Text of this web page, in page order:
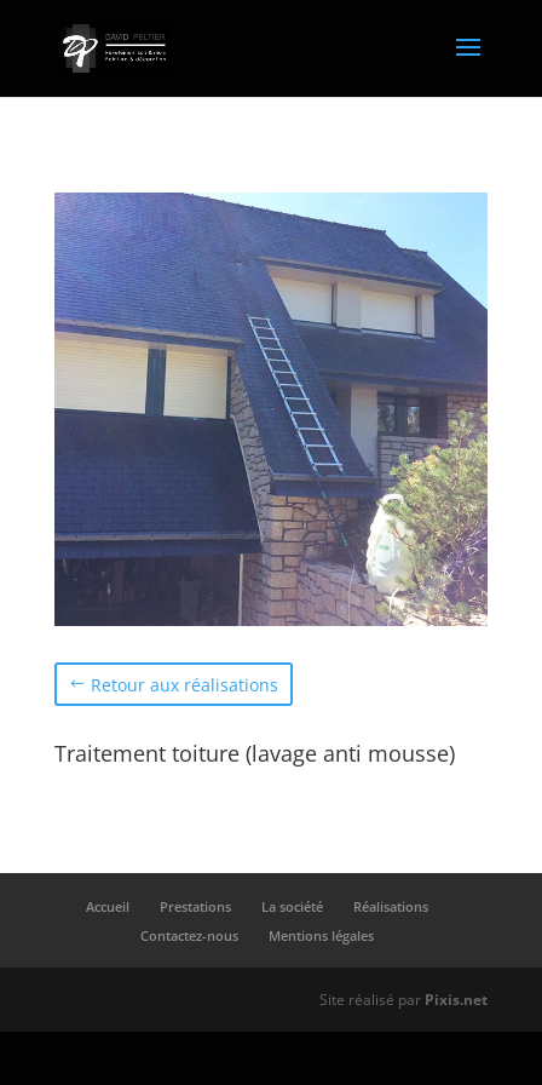
Retour aux réalisations
Traitement toiture (lavage anti mousse)
Accueil Prestations La société
Réalisations
Contactez-nous
Mentions légales
Site réalisé par Pixis.net